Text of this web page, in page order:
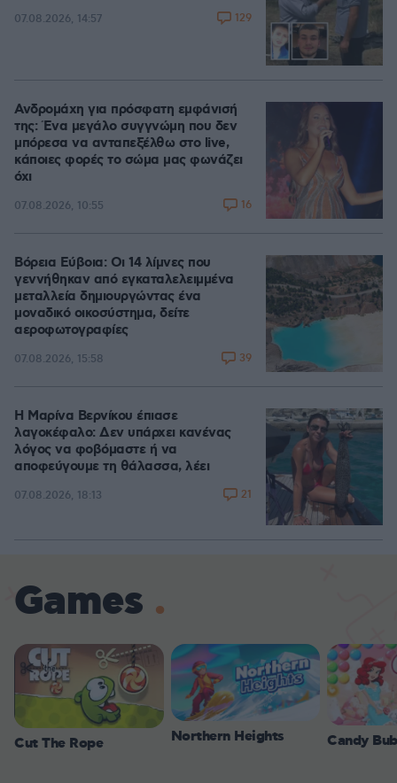
07.08.2026, 14:57 129
Ανδρομάχη για πρόσφατη εμφάνισή
της: Ένα μεγάλο συγγνώμη που δεν
μπόρεσα να ανταπεξέλθω στο live,
κάποιες φορές το σώμα μας φωνάζει
όχι
07.08.2026, 10:55 16
Βόρεια Εύβοια: Οι 14 λίμνες που
γεννήθηκαν από εγκαταλελειμμένα
μεταλλεία δημιουργώντας ένα
μοναδικό οικοσύστημα, δείτε
αεροφωτογραφίες
07.08.2026, 15:58 39
Η Μαρίνα Βερνίκου έπιασε
λαγοκέφαλο: Δεν υπάρχει κανένας
λόγος να φοβόμαστε ή να
αποφεύγουμε τη θάλασσα, λέει
07.08.2026, 18:13 21
Games
Cut The Rope Northern Heights Candy